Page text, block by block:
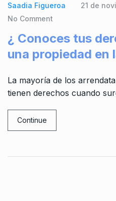
Saadia Figueroa
21 de
No Comment
¿ Conoces tus
una propiedad en
La mayoría de los
tienen derechos cuando
Continue